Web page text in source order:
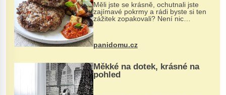
Měli jste se krásně, ochutnali jste
zajímavé pokrmy a rádi byste si ten
zážitek zopakovali? Není nic
snazšího. Pljeskavica (10 porcí)
Možná jste ji ochutnali na dovolené v
bývalé Jugoslávii, lze ji vi...
panidomu.cz
Měkké na dotek, krásné na
pohled